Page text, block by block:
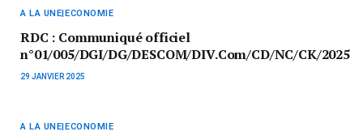
A LA UNE|ECONOMIE
RDC : Communiqué officiel
n°01/005/DGI/DG/DESCOM/DIV.Com/CD/NC/CK/2025
29 JANVIER 2025
A LA UNE|ECONOMIE